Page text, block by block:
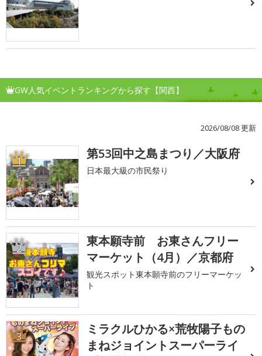
GW人気イベントランキングから探す【関西】
2026/08/08 更新
1 第53回中之島まつり／大阪府
日本最大級の市民祭り
2
東本願寺前 お東さんフリー
マーケット（4月）／京都府
観光スポット東本願寺前のフリーマーケッ
ト
3
ミラクルひかる×荒牧陽子もの
まねジョイントスーパーライ